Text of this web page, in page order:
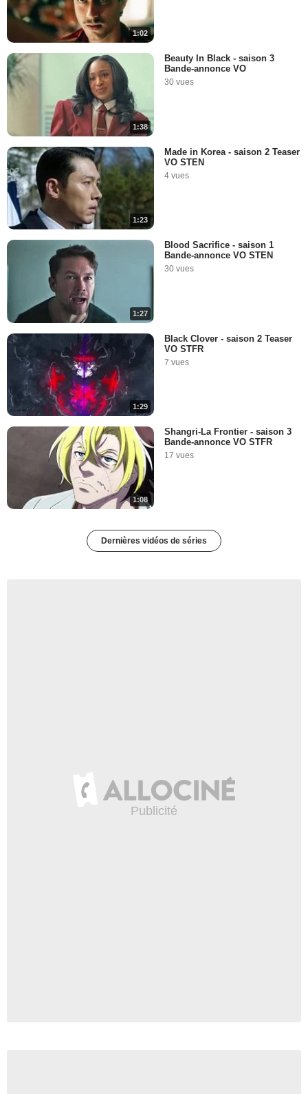
1:02
1:38
Beauty In Black - saison 3
Bande-annonce VO
30 vues
1:23
Made in Korea - saison 2 Teaser
VO STEN
4 vues
1:27
Blood Sacrifice - saison 1
Bande-annonce VO STEN
30 vues
1:29
Black Clover - saison 2 Teaser
VO STFR
7 vues
1:08
Shangri-La Frontier - saison 3
Bande-annonce VO STFR
17 vues
Dernières vidéos de séries